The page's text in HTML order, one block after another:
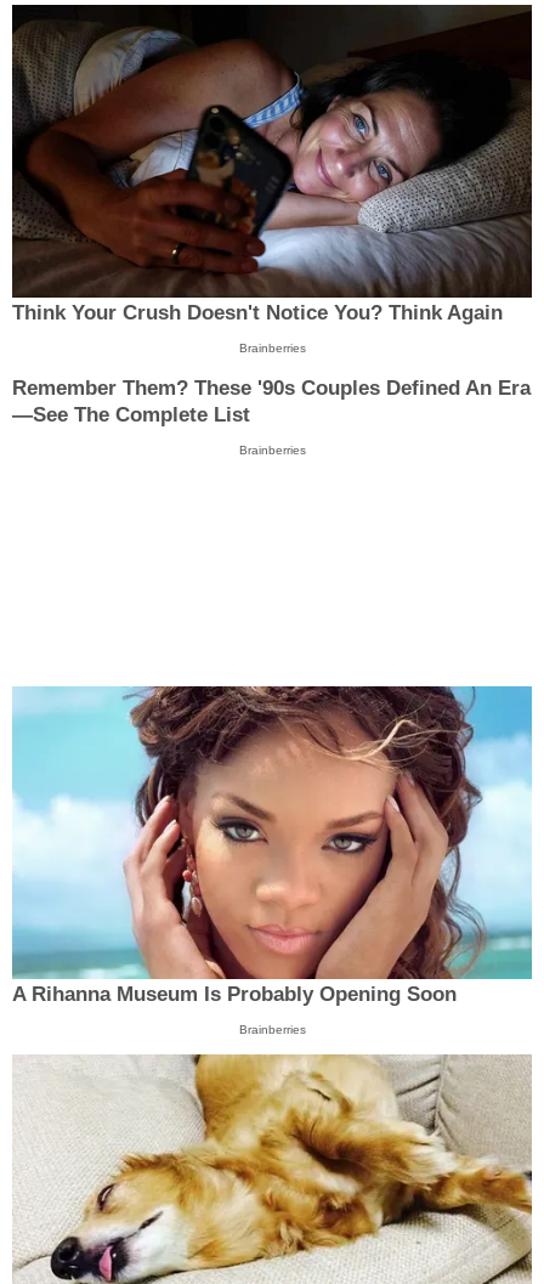
Think Your Crush Doesn't Notice You? Think Again
Brainberries
Remember Them? These '90s Couples Defined An Era
—See The Complete List
Brainberries
A Rihanna Museum Is Probably Opening Soon
Brainberries